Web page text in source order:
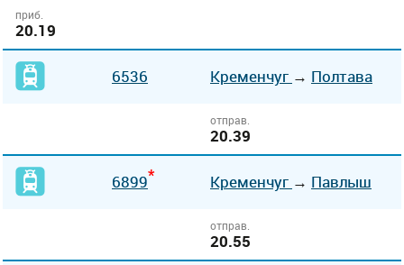
приб.
20.19
6536 Кременчуг → Полтава
отправ.
20.39
6899* Кременчуг → Павлыш
отправ.
20.55